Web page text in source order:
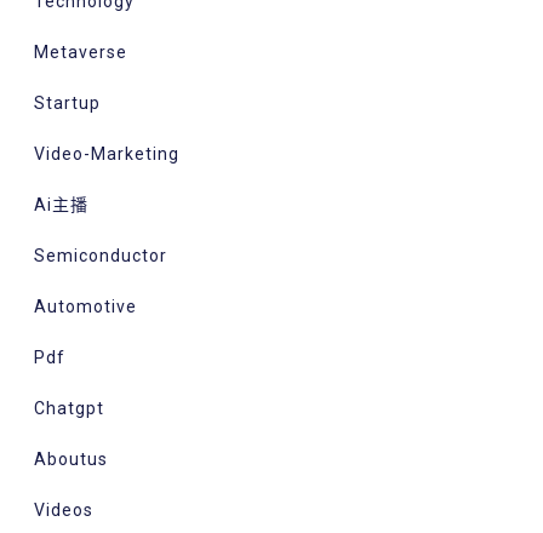
Metaverse
Startup
Video-Marketing
Ai主播
Semiconductor
Automotive
Pdf
Chatgpt
Aboutus
Videos